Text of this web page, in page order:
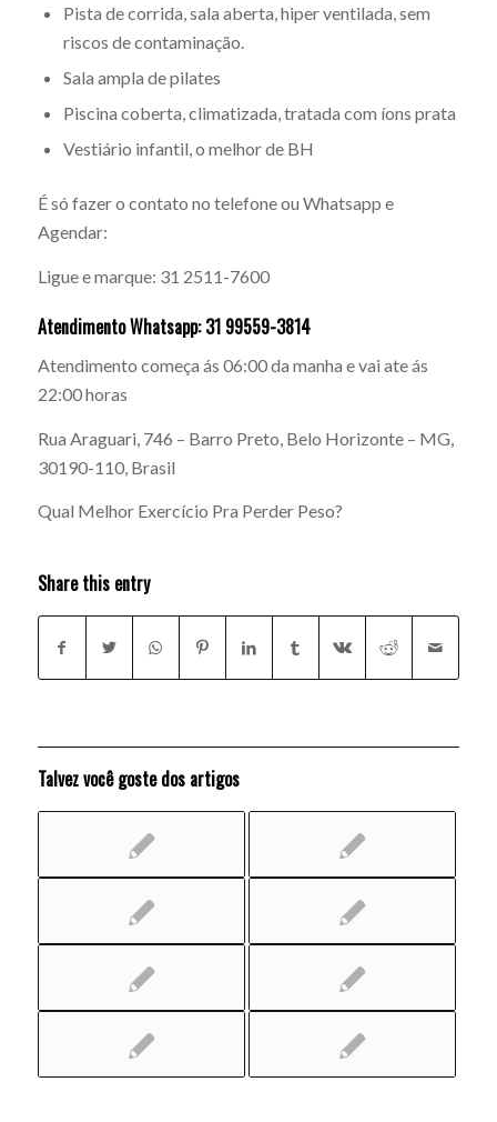
Pista de corrida, sala aberta, hiper ventilada, sem
riscos de contaminação.
Sala ampla de pilates
Piscina coberta, climatizada, tratada com íons prata
Vestiário infantil, o melhor de BH
É só fazer o contato no telefone ou Whatsapp e
Agendar:
Ligue e marque: 31 2511-7600
Atendimento Whatsapp: 31 99559-3814
Atendimento começa ás 06:00 da manha e vai ate ás
22:00 horas
Rua Araguari, 746 – Barro Preto, Belo Horizonte – MG,
30190-110, Brasil
Qual Melhor Exercício Pra Perder Peso?
Share this entry
Talvez você goste dos artigos